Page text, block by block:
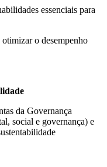
essenciais para
o desempenho
da Governança
social e governança) e